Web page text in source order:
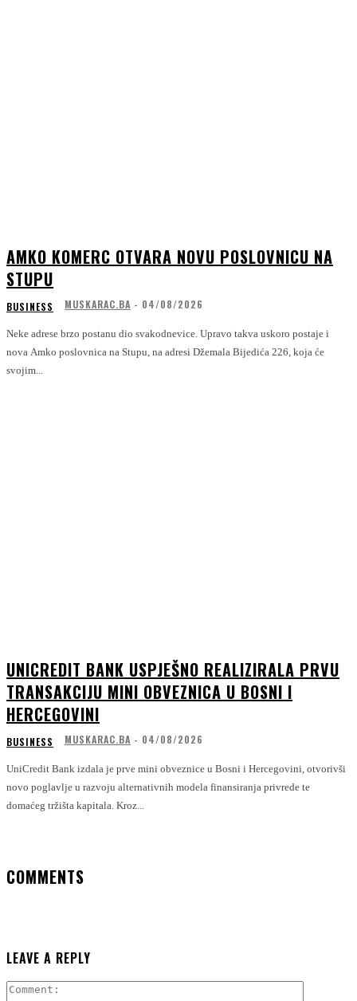
AMKO KOMERC OTVARA NOVU POSLOVNICU NA
STUPU
BUSINESS MUSKARAC.BA - 04/08/2026
Neke adrese brzo postanu dio svakodnevice. Upravo takva uskoro postaje i
nova Amko poslovnica na Stupu, na adresi Džemala Bijedića 226, koja će
svojim...
UNICREDIT BANK USPJEŠNO REALIZIRALA PRVU
TRANSAKCIJU MINI OBVEZNICA U BOSNI I
HERCEGOVINI
BUSINESS MUSKARAC.BA - 04/08/2026
UniCredit Bank izdala je prve mini obveznice u Bosni i Hercegovini, otvorivši
novo poglavlje u razvoju alternativnih modela finansiranja privrede te
domaćeg tržišta kapitala. Kroz...
COMMENTS
LEAVE A REPLY